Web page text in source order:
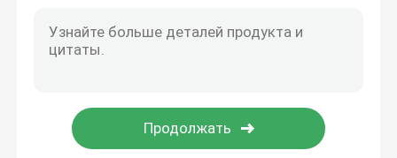
Жидкость Isopar g
Изоалканы